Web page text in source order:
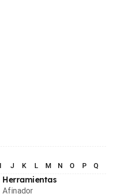
I J K L M N O P Q
Herramientas
Afinador